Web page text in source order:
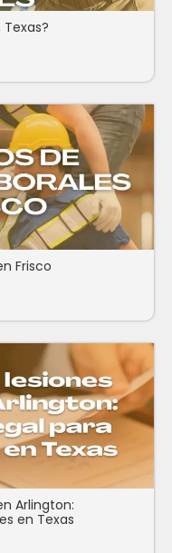
Frisco
Arlington:
en Texas